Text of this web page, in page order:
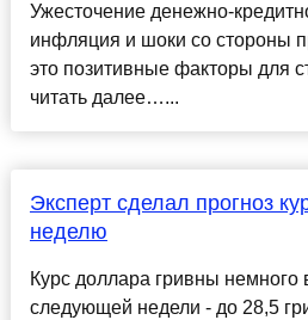
Ужесточение денежно-
инфляция и шоки со стороны
это позитивные факторы для
читать далее…...
Эксперт сделал прогноз
неделю
Курс доллара гривны немного
следующей недели - до 28,5